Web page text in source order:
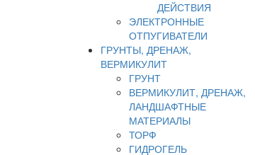
ДЕЙСТВИЯ
ЭЛЕКТРОННЫЕ
ОТПУГИВАТЕЛИ
ГРУНТЫ, ДРЕНАЖ,
ВЕРМИКУЛИТ
ГРУНТ
ВЕРМИКУЛИТ, ДРЕНАЖ,
ЛАНДШАФТНЫЕ
МАТЕРИАЛЫ
ТОРФ
ГИДРОГЕЛЬ